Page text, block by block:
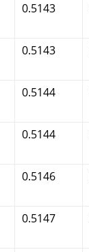
0.5143
0.5143
0.5144
0.5144
0.5146
0.5147